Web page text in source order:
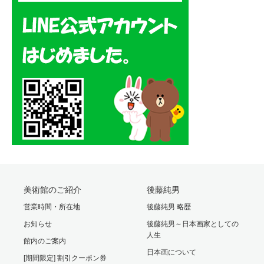
美術館のご紹介
営業時間・所在地
お知らせ
館内のご案内
[期間限定] 割引クーポン券
後藤純男
後藤純男 略歴
後藤純男～日本画家としての
人生
日本画について